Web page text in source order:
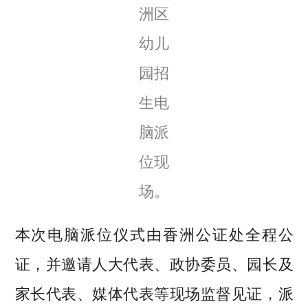
洲区
幼儿
园招
生电
脑派
位现
场。
本次电脑派位仪式由香洲公证处全程公
证，并邀请人大代表、政协委员、园长及
家长代表、媒体代表等现场监督见证，派